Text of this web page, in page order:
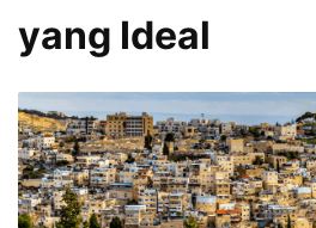
yang Ideal